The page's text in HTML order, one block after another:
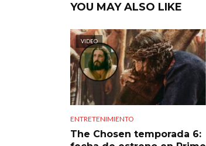
YOU MAY ALSO LIKE
VIDEO
ENTRETENIMIENTO
The Chosen temporada 6: